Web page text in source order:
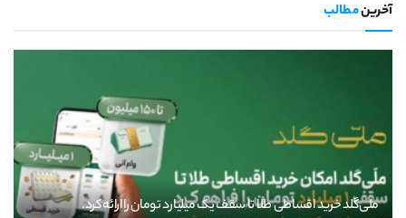
آخرینمطالب
ملی‌گلد خرید اقساطی طلا تا سقف یک میلیارد تومان را ارائه کرد.